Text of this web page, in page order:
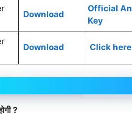
Download
Official
Key
Download Click here
?